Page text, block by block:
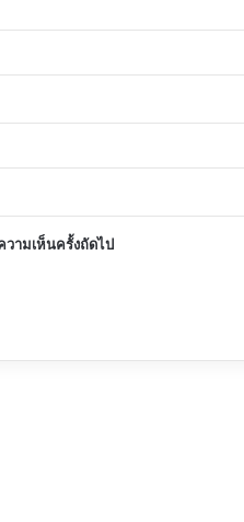
วามเห็นครั้งถัดไป